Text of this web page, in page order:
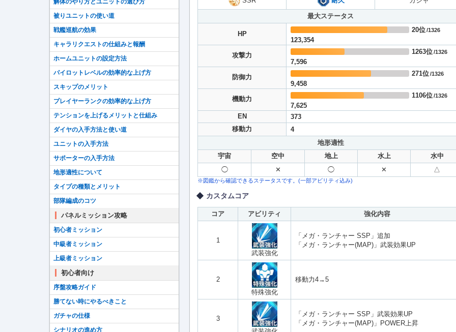
最大ステータス
HP
123,354
20位/1326
攻撃力
7,596
1263位/1326
防御力
9,458
271位/1326
機動力
7,625
1106位/1326
EN 373
移動力
4
地形適性
宇宙 空中 地上 水上 水中
◯ ✕ ◯ ✕ △
※図鑑から確認できるステータスです。(一部アビリティ込み)
カスタムコア
コア アビリティ 強化内容
1
武装強化
「メガ・ランチャー SSP」追加
「メガ・ランチャー(MAP)」武装効果UP
2
特殊強化
移動力4→5
3
「メガ・ランチャー SSP」武装効果UP
「メガ・ランチャー(MAP)」POWER上昇
解体のやり方とユニットの選び方
被りユニットの使い道
戦艦巡航の効果
キャラリクエストの仕組みと報酬
ホームユニットの設定方法
パイロットレベルの効率的な上げ方
スキップのメリット
プレイヤーランクの効率的な上げ方
テンションを上げるメリットと仕組み
ダイヤの入手方法と使い道
ユニットの入手方法
サポーターの入手方法
地形適性について
タイプの種類とメリット
部隊編成のコツ
パネルミッション攻略
初心者ミッション
中級者ミッション
上級者ミッション
初心者向け
序盤攻略ガイド
勝てない時にやるべきこと
ガチャの仕様
シナリオの進め方